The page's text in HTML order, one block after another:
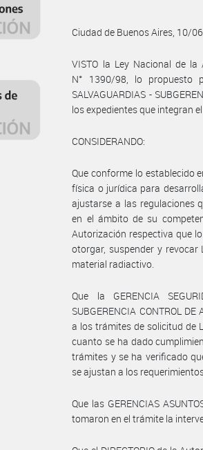
Ciudad de Buenos Aires, 10/
VISTO la Ley Nacional de
N° 1390/98, lo propuesto
SALVAGUARDIAS -
los expedientes que integran
CONSIDERANDO:
Que conforme lo establecido
física o jurídica para
ajustarse a las regulaciones
en el ámbito de su
Autorización respectiva que
otorgar, suspender y
material radiactivo.
Que la GERENCIA
SUBGERENCIA CONTROL
a los trámites de solicitud de
cuanto se ha dado
trámites y se ha verificado
se ajustan a los
Que las GERENCIAS
tomaron en el trámite la